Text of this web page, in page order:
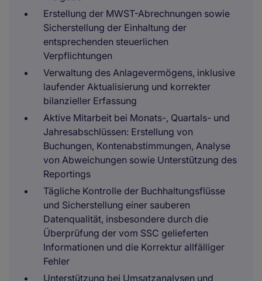
Erstellung der MWST-Abrechnungen sowie
Sicherstellung der Einhaltung der
entsprechenden steuerlichen
Verpflichtungen
Verwaltung des Anlagevermögens, inklusive
laufender Aktualisierung und korrekter
bilanzieller Erfassung
Aktive Mitarbeit bei Monats-, Quartals- und
Jahresabschlüssen: Erstellung von
Buchungen, Kontenabstimmungen, Analyse
von Abweichungen sowie Unterstützung des
Reportings
Tägliche Kontrolle der Buchhaltungsflüsse
und Sicherstellung einer sauberen
Datenqualität, insbesondere durch die
Überprüfung der vom SSC gelieferten
Informationen und die Korrektur allfälliger
Fehler
Unterstützung bei Umsatzanalysen und